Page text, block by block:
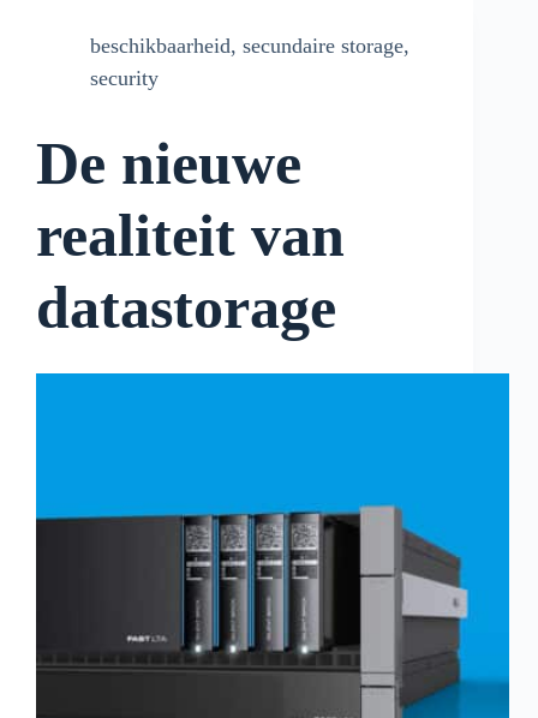
beschikbaarheid, secundaire storage,
security
De nieuwe
realiteit van
datastorage